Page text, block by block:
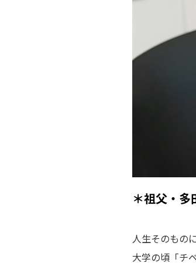
＊祖父・
人生そのもの
大学の頃「チ